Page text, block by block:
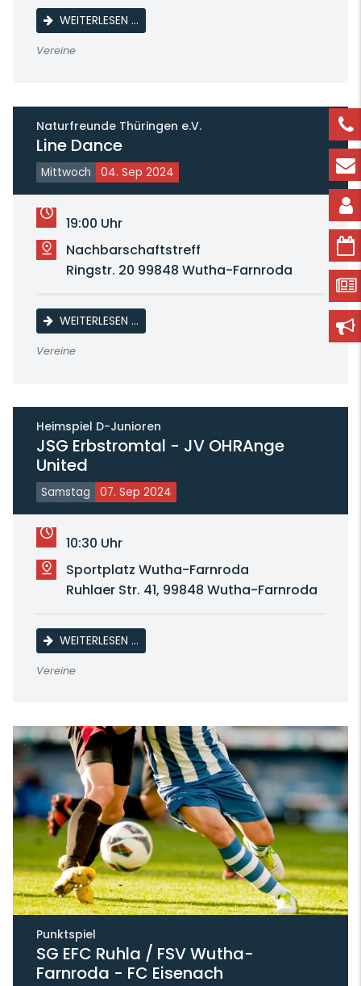
WEITERLESEN …WÖCHENTLICHES TRAINING
Vereine
Naturfreunde Thüringen e.V.
Line Dance
Mittwoch 04. Sep 2024
19:00 Uhr
Nachbarschaftstreff
Ringstr. 20 99848 Wutha-Farnroda
WEITERLESEN …LINE DANCE
Vereine
Heimspiel D-Junioren
JSG Erbstromtal - JV OHRAnge
United
Samstag 07. Sep 2024
10:30 Uhr
Sportplatz Wutha-Farnroda
Ruhlaer Str. 41, 99848 Wutha-Farnroda
WEITERLESEN …JSG ERBSTROMTAL - JV OHRANGE UNITED
Vereine
Punktspiel
SG EFC Ruhla / FSV Wutha-
Farnroda - FC Eisenach